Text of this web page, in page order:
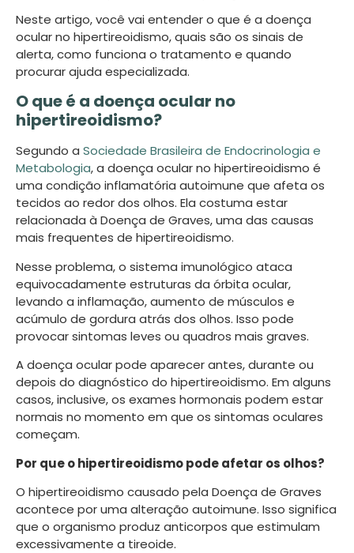
Neste artigo, você vai entender o que é a doença
ocular no hipertireoidismo, quais são os sinais de
alerta, como funciona o tratamento e quando
procurar ajuda especializada.
O que é a doença ocular no
hipertireoidismo?
Segundo a Sociedade Brasileira de Endocrinologia e
Metabologia, a doença ocular no hipertireoidismo é
uma condição inflamatória autoimune que afeta os
tecidos ao redor dos olhos. Ela costuma estar
relacionada à Doença de Graves, uma das causas
mais frequentes de hipertireoidismo.
Nesse problema, o sistema imunológico ataca
equivocadamente estruturas da órbita ocular,
levando a inflamação, aumento de músculos e
acúmulo de gordura atrás dos olhos. Isso pode
provocar sintomas leves ou quadros mais graves.
A doença ocular pode aparecer antes, durante ou
depois do diagnóstico do hipertireoidismo. Em alguns
casos, inclusive, os exames hormonais podem estar
normais no momento em que os sintomas oculares
começam.
Por que o hipertireoidismo pode afetar os olhos?
O hipertireoidismo causado pela Doença de Graves
acontece por uma alteração autoimune. Isso significa
que o organismo produz anticorpos que estimulam
excessivamente a tireoide.